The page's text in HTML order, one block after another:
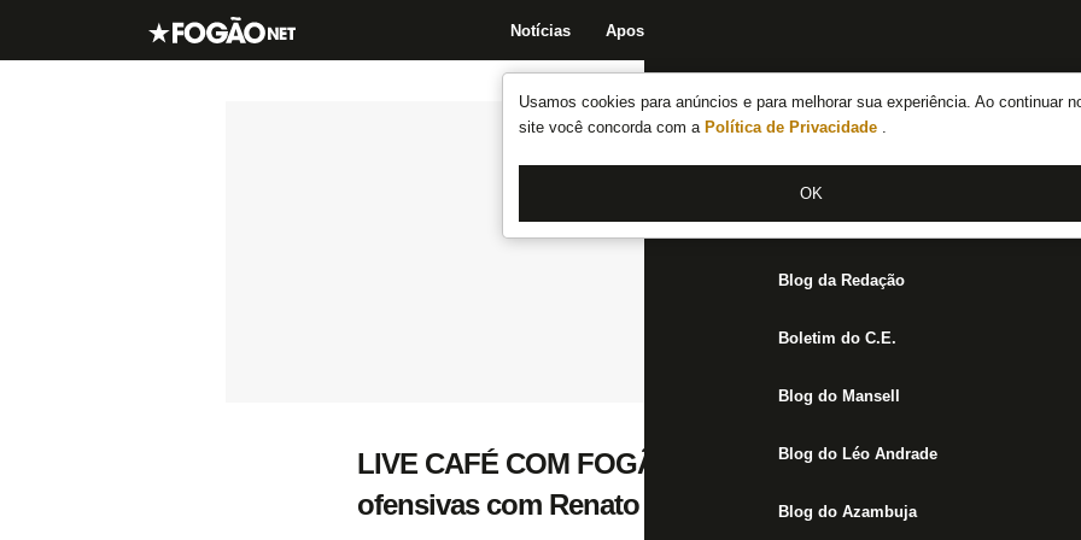
Usamos cookies para anúncios e para melhorar sua experiência. Ao continuar
site você concorda com a Política de Privacidade .
OK
Notícias Apostas
Notícias do Botafogo
Fórum
Jogos
Blog da Redação
Boletim do C.E.
Blog do Mansell
Blog do Léo Andrade
Blog do Azambuja
LIVE CAFÉ COM FOGÃONET | Botafogo precisa
ofensivas com Renato Paiva